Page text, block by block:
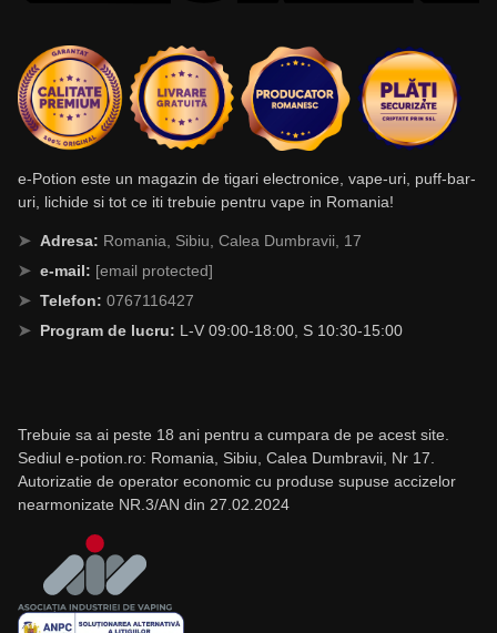
e-Potion este un magazin de tigari electronice, vape-uri, puff-bar-
uri, lichide si tot ce iti trebuie pentru vape in Romania!
Adresa: Romania, Sibiu, Calea Dumbravii, 17
e-mail: [email protected]
Telefon: 0767116427
Program de lucru: L-V 09:00-18:00, S 10:30-15:00
Trebuie sa ai peste 18 ani pentru a cumpara de pe acest site.
Sediul e-potion.ro: Romania, Sibiu, Calea Dumbravii, Nr 17.
Autorizatie de operator economic cu produse supuse accizelor
nearmonizate NR.3/AN din 27.02.2024